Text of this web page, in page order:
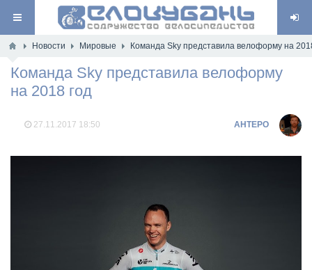
Новости Мировые Команда Sky представила велоформу на
Команда Sky представила велоформу
на 2018 год
27.11.2017 18:50 AHTEPO